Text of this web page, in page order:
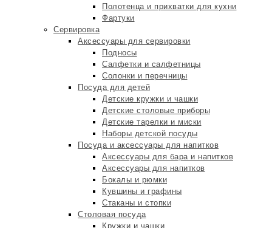
Полотенца и прихватки для кухни
Фартуки
Сервировка
Аксессуары для сервировки
Подносы
Салфетки и салфетницы
Солонки и перечницы
Посуда для детей
Детские кружки и чашки
Детские столовые приборы
Детские тарелки и миски
Наборы детской посуды
Посуда и аксессуары для напитков
Аксессуары для бара и напитков
Аксессуары для напитков
Бокалы и рюмки
Кувшины и графины
Стаканы и стопки
Столовая посуда
Кружки и чашки